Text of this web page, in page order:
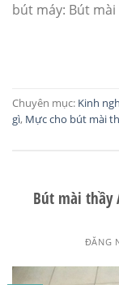
bút máy: Bút
Chuyên mục: Kinh
gì, Mực cho bút mài
Bút mài thầy
ĐĂNG